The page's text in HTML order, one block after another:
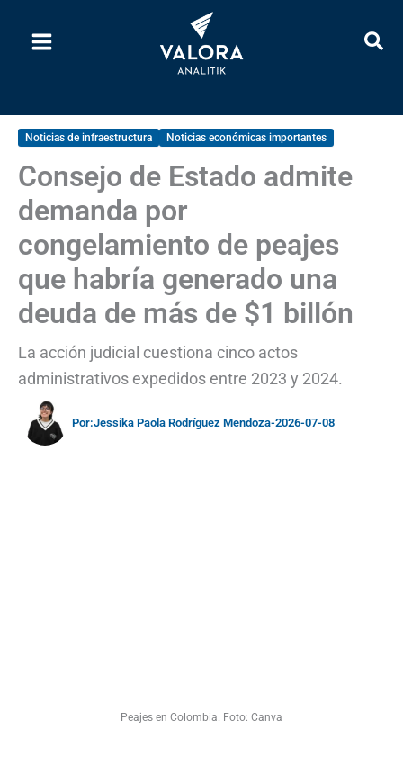
Noticias de infraestructura Noticias económicas importantes
Consejo de Estado admite
demanda por
congelamiento de peajes
que habría generado una
deuda de más de $1 billón
La acción judicial cuestiona cinco actos
administrativos expedidos entre 2023 y 2024.
Por:Jessika Paola Rodríguez Mendoza-2026-07-08
Peajes en Colombia. Foto: Canva